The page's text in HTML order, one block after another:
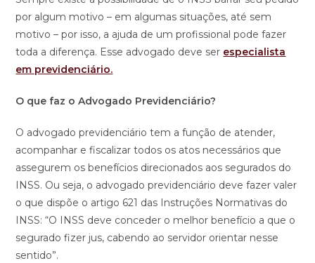
por algum motivo – em algumas situações, até sem
motivo – por isso, a ajuda de um profissional pode fazer
toda a diferença. Esse advogado deve ser especialista
em previdenciário.
O que faz o Advogado Previdenciário?
O advogado previdenciário tem a função de atender,
acompanhar e fiscalizar todos os atos necessários que
assegurem os benefícios direcionados aos segurados do
INSS. Ou seja, o advogado previdenciário deve fazer valer
o que dispõe o artigo 621 das Instruções Normativas do
INSS: “O INSS deve conceder o melhor benefício a que o
segurado fizer jus, cabendo ao servidor orientar nesse
sentido”.